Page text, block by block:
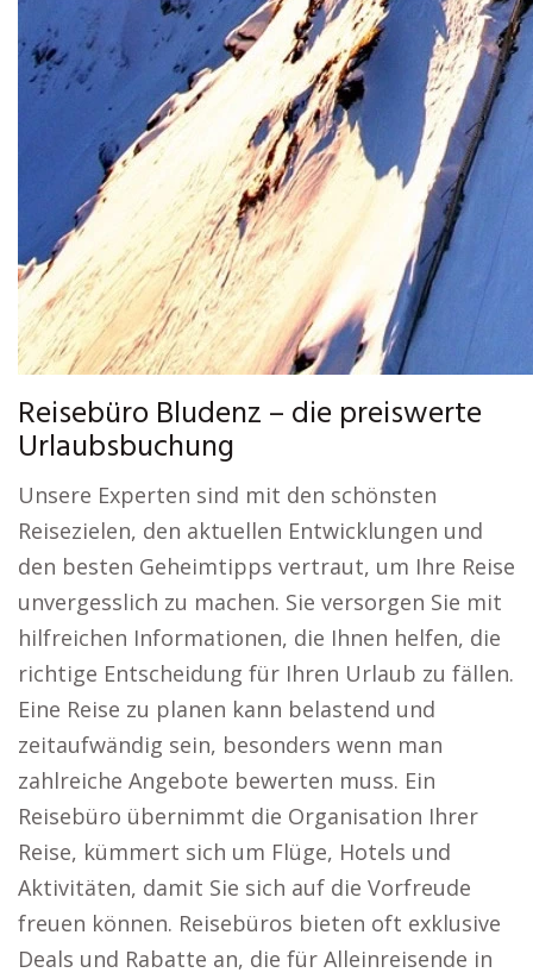
Reisebüro Bludenz – die preiswerte
Urlaubsbuchung
Unsere Experten sind mit den schönsten
Reisezielen, den aktuellen Entwicklungen und
den besten Geheimtipps vertraut, um Ihre Reise
unvergesslich zu machen. Sie versorgen Sie mit
hilfreichen Informationen, die Ihnen helfen, die
richtige Entscheidung für Ihren Urlaub zu fällen.
Eine Reise zu planen kann belastend und
zeitaufwändig sein, besonders wenn man
zahlreiche Angebote bewerten muss. Ein
Reisebüro übernimmt die Organisation Ihrer
Reise, kümmert sich um Flüge, Hotels und
Aktivitäten, damit Sie sich auf die Vorfreude
freuen können. Reisebüros bieten oft exklusive
Deals und Rabatte an, die für Alleinreisende in